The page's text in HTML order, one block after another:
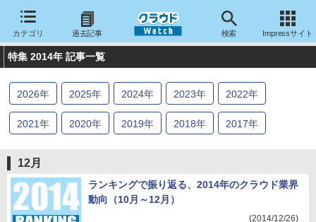
カテゴリ 過去記事 検索 Impressサイト
特集 2014年 記事一覧
2026年 2025年 2024年 2023年 2022年
2021年 2020年 2019年 2018年 2017年
2011年 2010年
12月
ランキングで振り返る、2014年のクラウド業界
動向（10月～12月）
(2014/12/26)